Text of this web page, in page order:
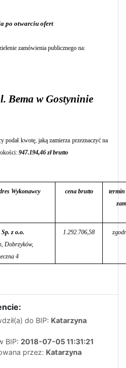
po otwarciu ofert
zamówienia publicznego na:
Bema w Gostyninie
podał kwotę, jaką zamierza przeznaczyć na
947.194,46zł brutto
Wykonawcy cena brutto
z o.o.
Dobrzyków,
4
1.292.706,58
do BIP: Katarzyna
BIP: 2018-07-05 11:31:21
przez: Katarzyna